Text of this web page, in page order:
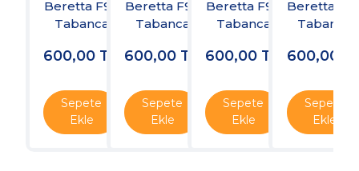
Beretta F92
Tabanca
600,00 TL
Sepete
Ekle
Beretta F92
Tabanca
600,00 TL
Sepete
Ekle
Beretta F92
Tabanca
600,00 TL
Sepete
Ekle
Beretta
Tabanca
600,00
Sepete
Ekle